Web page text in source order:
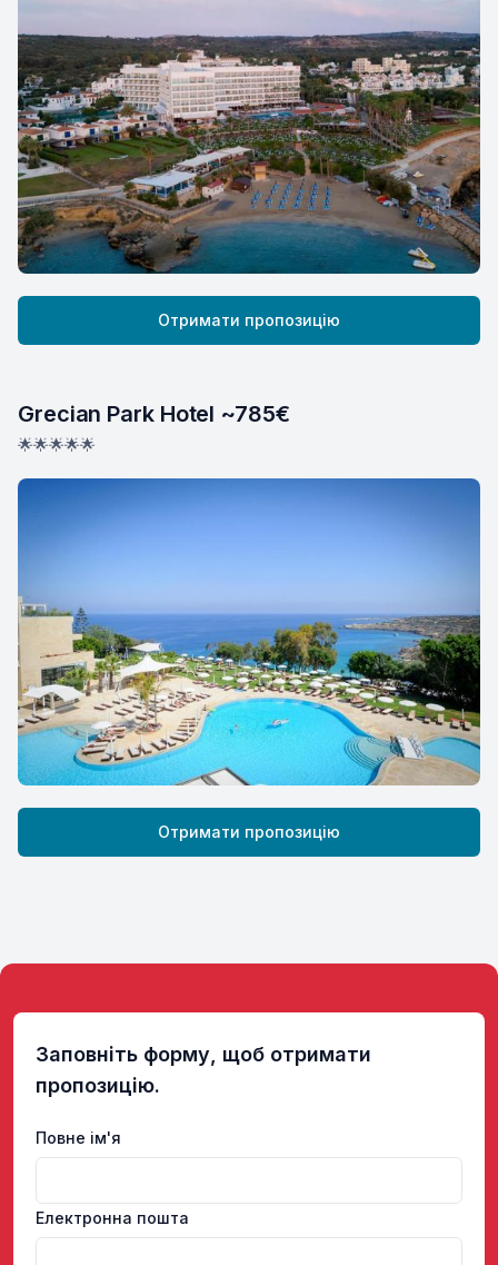
Отримати пропозицію
Grecian Park Hotel ~785€
🌟🌟🌟🌟🌟
Отримати пропозицію
Заповніть форму, щоб отримати
пропозицію.
Повне ім'я
Електронна пошта